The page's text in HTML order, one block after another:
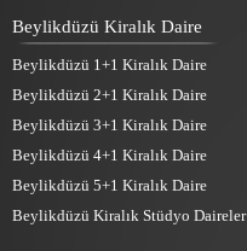
Beylikdüzü Kiralık Daire
Beylikdüzü 1+1 Kiralık Daire
Beylikdüzü 2+1 Kiralık Daire
Beylikdüzü 3+1 Kiralık Daire
Beylikdüzü 4+1 Kiralık Daire
Beylikdüzü 5+1 Kiralık Daire
Beylikdüzü Kiralık Stüdyo Daireler